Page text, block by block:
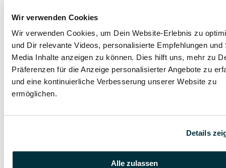
Wir verwenden Cookies
Wir verwenden Cookies, um Dein Website-Erlebnis zu
und Dir relevante Videos, personalisierte Empfehlungen und
Media Inhalte anzeigen zu können. Dies hilft uns, mehr zu
Präferenzen für die Anzeige personalisierter Angebote zu
und eine kontinuierliche Verbesserung unserer Website zu
ermöglichen.
Details
Alle zulassen
Hautkrankheiten
Hornhautentzündung
Übergewicht
Unterzuckerung
Ellbogendysplasie
Giftpflanzen
Husky
Blausäure
Orangen
Vitamine
Gefahr
Hundeschule